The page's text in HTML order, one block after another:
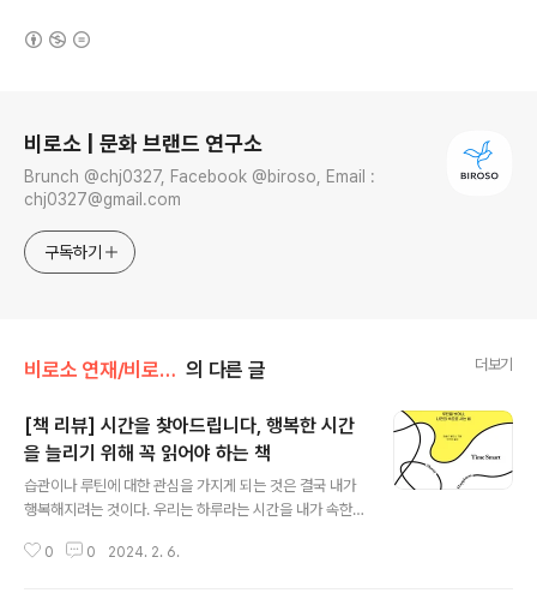
비로소 | 문화 브랜드 연구소
Brunch @chj0327, Facebook @biroso, Email :
chj0327@gmail.com
구독하기
비로소 연재/비로소 책방 의 다른 글 더보기
[책 리뷰] 시간을 찾아드립니다, 행복한 시간
을 늘리기 위해 꼭 읽어야 하는 책
습관이나 루틴에 대한 관심을 가지게 되는 것은 결국 내가
행복해지려는 것이다. 우리는 하루라는 시간을 내가 속한
지를 알 수 없다. 그래서 지금을 더욱 소중히 여기고 더 가
0 0 2024. 2. 6.